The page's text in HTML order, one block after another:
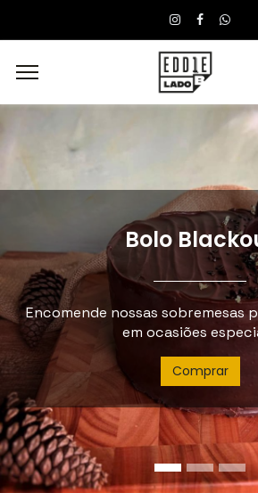
Bolo
Encomende nossas sobremesas
em ocasiões
Comprar